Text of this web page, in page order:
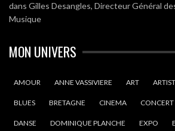
dans Gilles Desangles, Directeur Général
Musique
MON UNIVERS
AMOUR ANNE VASSIVIERE ART
BLUES BRETAGNE CINEMA CONCERT
DANSE DOMINIQUE PLANCHE EXPO